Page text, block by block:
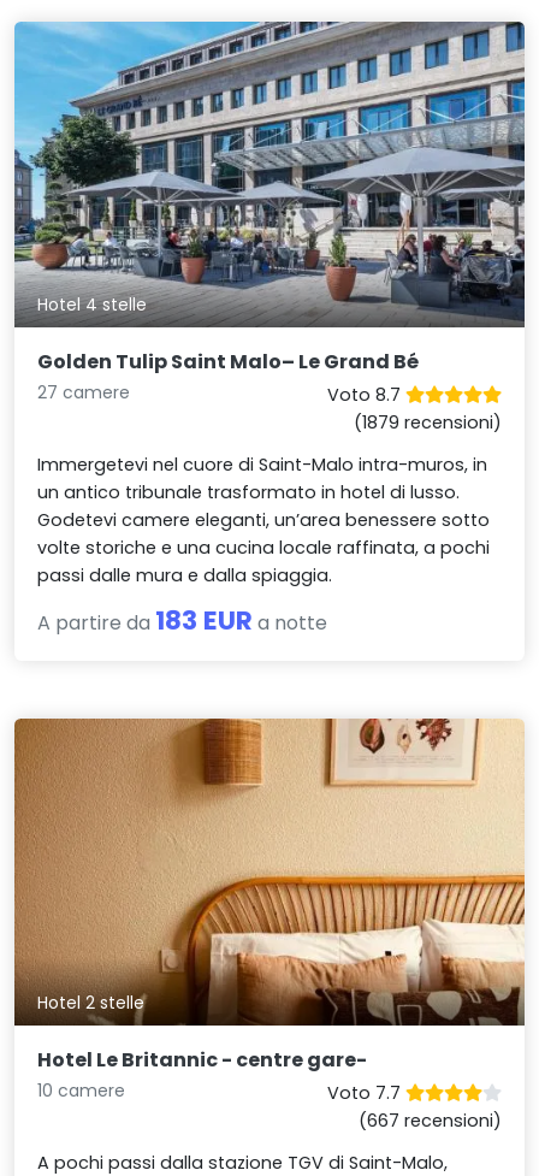
Hotel 4 stelle
Golden Tulip Saint Malo– Le Grand Bé
27 camere
Voto 8.7
(1879 recensioni)
Immergetevi nel cuore di Saint-Malo intra-muros, in
un antico tribunale trasformato in hotel di lusso.
Godetevi camere eleganti, un’area benessere sotto
volte storiche e una cucina locale raffinata, a pochi
passi dalle mura e dalla spiaggia.
A partire da 183 EUR a notte
Hotel 2 stelle
Hotel Le Britannic - centre gare-
10 camere
Voto 7.7
(667 recensioni)
A pochi passi dalla stazione TGV di Saint-Malo,